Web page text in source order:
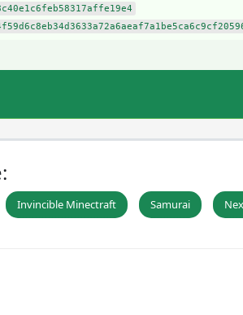
Invincible Minectraft Samurai